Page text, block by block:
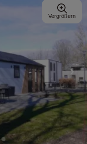
Vergrößern